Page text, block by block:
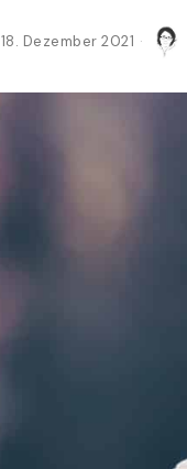
18. Dezember 2021